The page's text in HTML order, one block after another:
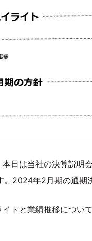
本日は当社の決算説明
2024年2月期の通期
トと業績推移につい